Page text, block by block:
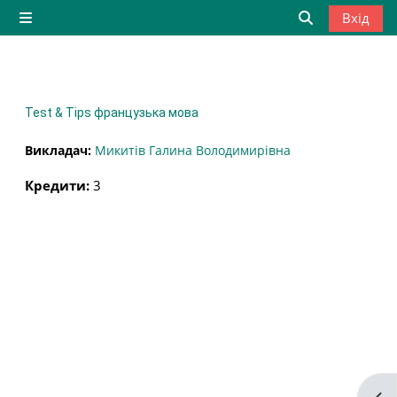
Перейти до головного вмісту
Бокова панель
Вхід
Test & Tips французька мова
Викладач: Микитів Галина Володимирівна
Кредити: 3